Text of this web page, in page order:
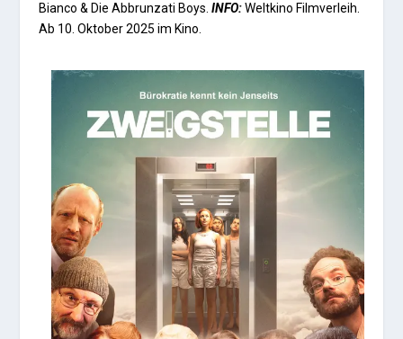
Bianco & Die Abbrunzati Boys. INFO:Weltkino Filmverleih.
Ab 10. Oktober 2025 im Kino.